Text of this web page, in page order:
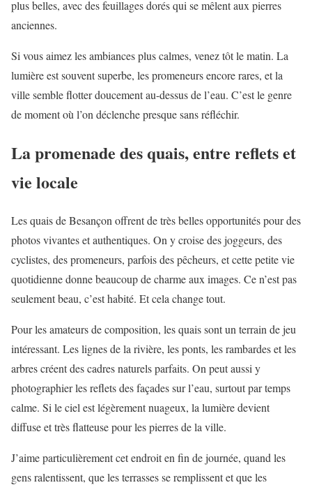
plus belles, avec des feuillages dorés qui se mêlent aux pierres
anciennes.
Si vous aimez les ambiances plus calmes, venez tôt le matin. La
lumière est souvent superbe, les promeneurs encore rares, et la
ville semble flotter doucement au-dessus de l’eau. C’est le genre
de moment où l’on déclenche presque sans réfléchir.
La promenade des quais, entre reflets et
vie locale
Les quais de Besançon offrent de très belles opportunités pour des
photos vivantes et authentiques. On y croise des joggeurs, des
cyclistes, des promeneurs, parfois des pêcheurs, et cette petite vie
quotidienne donne beaucoup de charme aux images. Ce n’est pas
seulement beau, c’est habité. Et cela change tout.
Pour les amateurs de composition, les quais sont un terrain de jeu
intéressant. Les lignes de la rivière, les ponts, les rambardes et les
arbres créent des cadres naturels parfaits. On peut aussi y
photographier les reflets des façades sur l’eau, surtout par temps
calme. Si le ciel est légèrement nuageux, la lumière devient
diffuse et très flatteuse pour les pierres de la ville.
J’aime particulièrement cet endroit en fin de journée, quand les
gens ralentissent, que les terrasses se remplissent et que les